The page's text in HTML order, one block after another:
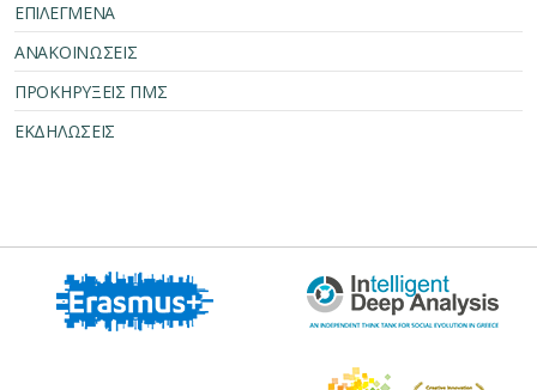
ΕΠΙΛΕΓΜΕΝΑ
ΑΝΑΚΟΙΝΩΣΕΙΣ
ΠΡΟΚΗΡΥΞΕΙΣ ΠΜΣ
ΕΚΔΗΛΩΣΕΙΣ